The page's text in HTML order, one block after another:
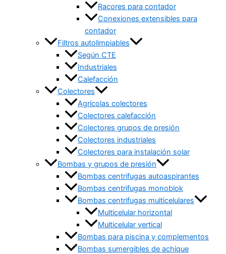
Racores para contador
Conexiones extensibles para
contador
Filtros autolimpiables
Según CTE
Industriales
Calefacción
Colectores
Agrícolas colectores
Colectores calefacción
Colectores grupos de presión
Colectores industriales
Colectores para instalación solar
Bombas y grupos de presión
Bombas centrifugas autoaspirantes
Bombas centrifugas monoblok
Bombas centrifugas multicelulares
Multicelular horizontal
Multicelular vertical
Bombas para piscina y complementos
Bombas sumergibles de achique